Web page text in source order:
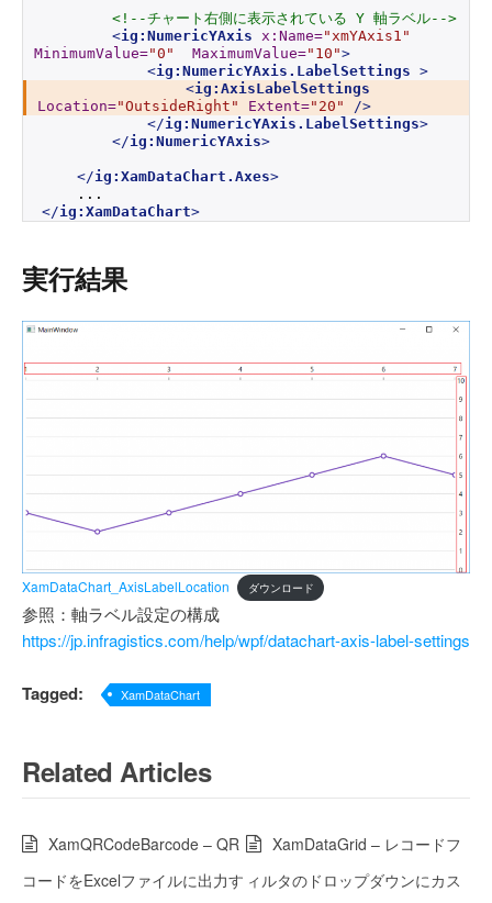
<!--チャート右側に表示されている Y 軸ラベル-->
<ig:NumericYAxis x:Name="xmYAxis1"
MinimumValue="0" MaximumValue="10">
<ig:NumericYAxis.LabelSettings >
<ig:AxisLabelSettings
Location="OutsideRight" Extent="20"
/>
</ig:NumericYAxis.LabelSettings>
</ig:NumericYAxis>
</ig:XamDataChart.Axes>
    ...
</ig:XamDataChart>
実行結果
XamDataChart_AxisLabelLocation ダウンロード
参照：軸ラベル設定の構成
https://jp.infragistics.com/help/wpf/datachart-axis-label-settings
Tagged: XamDataChart
Related Articles
XamQRCodeBarcode – QR
コードをExcelファイルに出力す
XamDataGrid – レコードフ
ィルタのドロップダウンにカス